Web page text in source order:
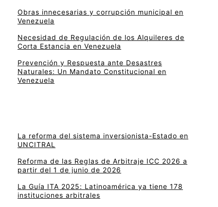
Obras innecesarias y corrupción municipal en
Venezuela
Necesidad de Regulación de los Alquileres de
Corta Estancia en Venezuela
Prevención y Respuesta ante Desastres
Naturales: Un Mandato Constitucional en
Venezuela
La reforma del sistema inversionista-Estado en
UNCITRAL
Reforma de las Reglas de Arbitraje ICC 2026 a
partir del 1 de junio de 2026
La Guía ITA 2025: Latinoamérica ya tiene 178
instituciones arbitrales